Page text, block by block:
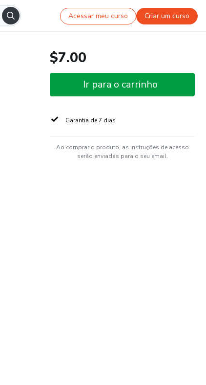
Acessar meu curso Criar um curso
$7.00
Ir para o carrinho
Garantia de 7 dias
Ao comprar o produto, as instruções de acesso
serão enviadas para o seu email.